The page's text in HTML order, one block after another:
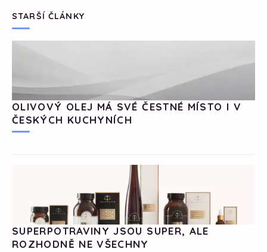
STARŠÍ ČLÁNKY
OLIVOVÝ OLEJ MÁ SVÉ ČESTNÉ MÍSTO I V
ČESKÝCH KUCHYNÍCH
SUPERPOTRAVINY JSOU SUPER, ALE
ROZHODNĚ NE VŠECHNY